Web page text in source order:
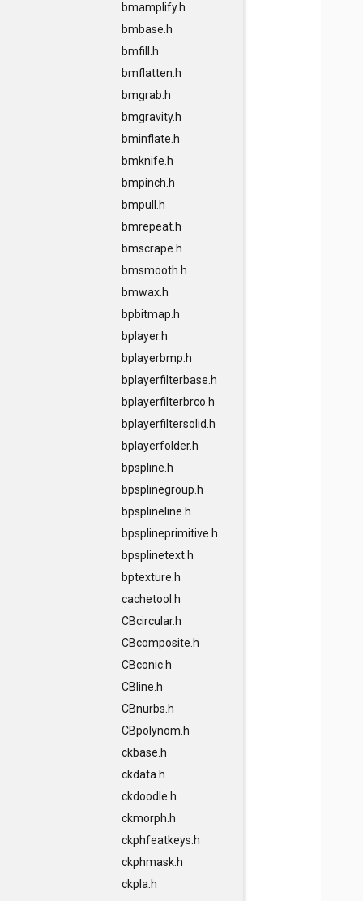
bmamplify.h
bmbase.h
bmfill.h
bmflatten.h
bmgrab.h
bmgravity.h
bminflate.h
bmknife.h
bmpinch.h
bmpull.h
bmrepeat.h
bmscrape.h
bmsmooth.h
bmwax.h
bpbitmap.h
bplayer.h
bplayerbmp.h
bplayerfilterbase.h
bplayerfilterbrco.h
bplayerfiltersolid.h
bplayerfolder.h
bpspline.h
bpsplinegroup.h
bpsplineline.h
bpsplineprimitive.h
bpsplinetext.h
bptexture.h
cachetool.h
CBcircular.h
CBcomposite.h
CBconic.h
CBline.h
CBnurbs.h
CBpolynom.h
ckbase.h
ckdata.h
ckdoodle.h
ckmorph.h
ckphfeatkeys.h
ckphmask.h
ckpla.h